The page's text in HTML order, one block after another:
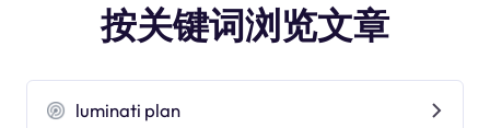
按关键词浏览文章
luminati plan